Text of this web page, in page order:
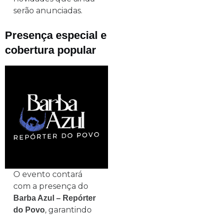
serão anunciadas.
Presença especial e
cobertura popular
O evento contará
com a presença do
Barba Azul – Repórter
do Povo, garantindo